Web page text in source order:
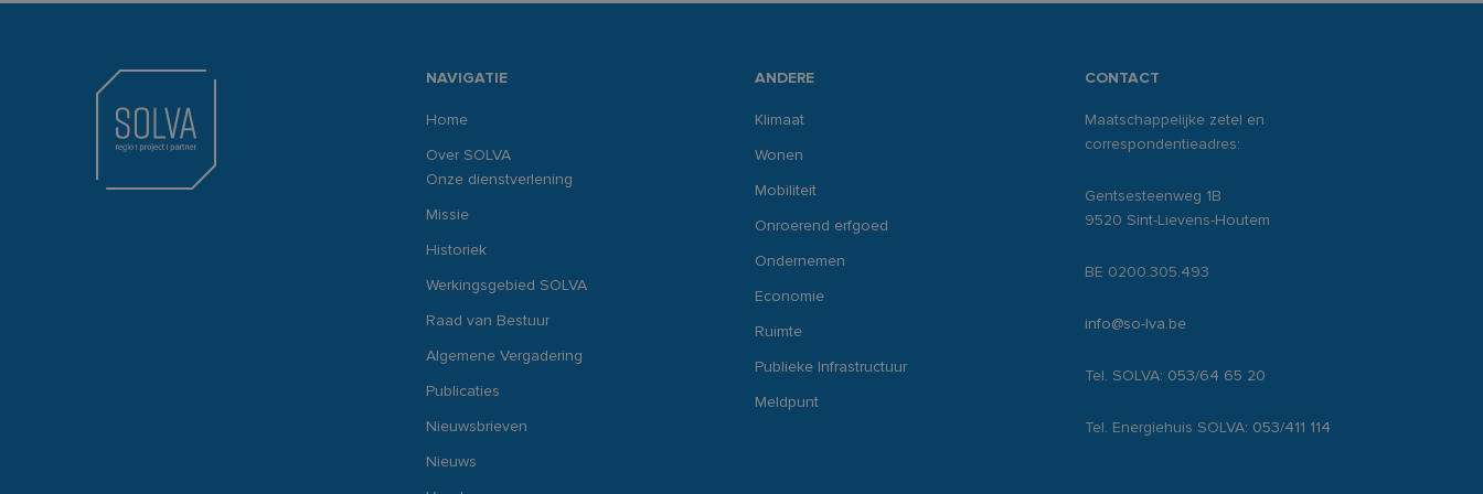
NAVIGATIE
Home
Over SOLVA
Onze dienstverlening
Missie
Historiek
Werkingsgebied SOLVA
Raad van Bestuur
Algemene Vergadering
Publicaties
Nieuwsbrieven
Nieuws
ANDERE
Klimaat
Wonen
Mobiliteit
Onroerend erfgoed
Ondernemen
Economie
Ruimte
Publieke Infrastructuur
Meldpunt
CONTACT
Maatschappelijke zetel en
correspondentieadres:
Gentsesteenweg 1B
9520 Sint-Lievens-Houtem
BE 0200.305.493
info@so-lva.be
Tel. SOLVA: 053/64 65 20
Tel. Energiehuis SOLVA: 053/411 114